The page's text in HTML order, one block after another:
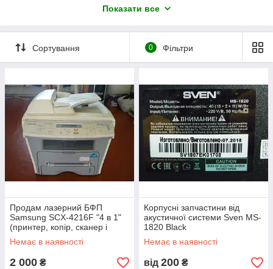
- заміни чи ремонту електронного модуля;
яка ремонту не потребувала.
профілактиці (чистка від пилу тощо).
Технічні характеристики апарата ви можете дізнатися
з короткого опису в рубриці продажу, або в інтернеті
за моделлю апарата, або ж у продавця при цьому
зателефонувавши за номерами телефонів, вказаних на
сторінці сайту.
На кожен проданий апарат надається гарантія
від 1міс. до 4 міс.
Показати все
Сортування 0 Фільтри
Продам лазерний БФП
Samsung SCX-4216F "4 в 1"
(принтер, копір, сканер і
факс). Київ
Немає в наявності
2 000 ₴
Корпусні запчастини від
акустичної системи Sven MS-
1820 Black
Немає в наявності
від 200 ₴